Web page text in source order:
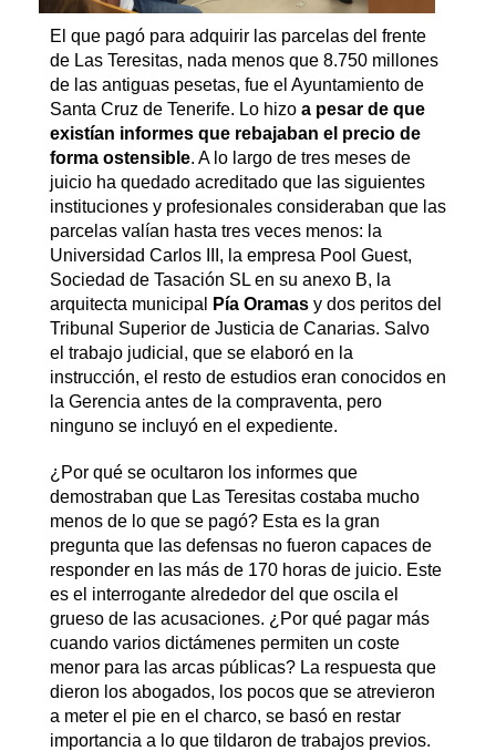
El que pagó para adquirir las parcelas del frente
de Las Teresitas, nada menos que 8.750 millones
de las antiguas pesetas, fue el Ayuntamiento de
Santa Cruz de Tenerife. Lo hizo a pesar de que
existían informes que rebajaban el precio de
forma ostensible. A lo largo de tres meses de
juicio ha quedado acreditado que las siguientes
instituciones y profesionales consideraban que las
parcelas valían hasta tres veces menos: la
Universidad Carlos III, la empresa Pool Guest,
Sociedad de Tasación SL en su anexo B, la
arquitecta municipal
Pía Oramasy dos peritos del
Tribunal Superior de Justicia de Canarias. Salvo
el trabajo judicial, que se elaboró en la
instrucción, el resto de estudios eran conocidos en
la Gerencia antes de la compraventa, pero
ninguno se incluyó en el expediente.
¿Por qué se ocultaron los informes que
demostraban que Las Teresitas costaba mucho
menos de lo que se pagó? Esta es la gran
pregunta que las defensas no fueron capaces de
responder en las más de 170 horas de juicio. Este
es el interrogante alrededor del que oscila el
grueso de las acusaciones. ¿Por qué pagar más
cuando varios dictámenes permiten un coste
menor para las arcas públicas? La respuesta que
dieron los abogados, los pocos que se atrevieron
a meter el pie en el charco, se basó en restar
importancia a lo que tildaron de trabajos previos.